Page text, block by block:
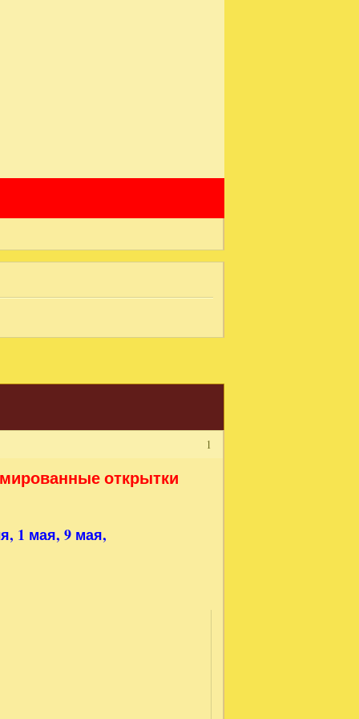
1
открытки
1 мая, 9 мая,